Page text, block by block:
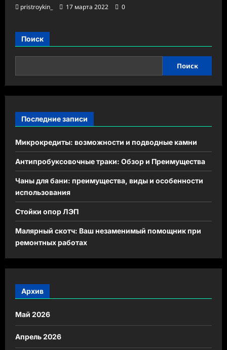
pristroykin_ 17 марта 2022 0
Поиск
Поиск
Последние записи
Микрокредиты: возможности и подводные камни
Антипробуксовочные траки: Обзор и Преимущества
Чаны для бани: преимущества, виды и особенности
использования
Стойки опор ЛЭП
Малярный скотч: Ваш незаменимый помощник при
ремонтных работах
Архив
Май 2026
Апрель 2026